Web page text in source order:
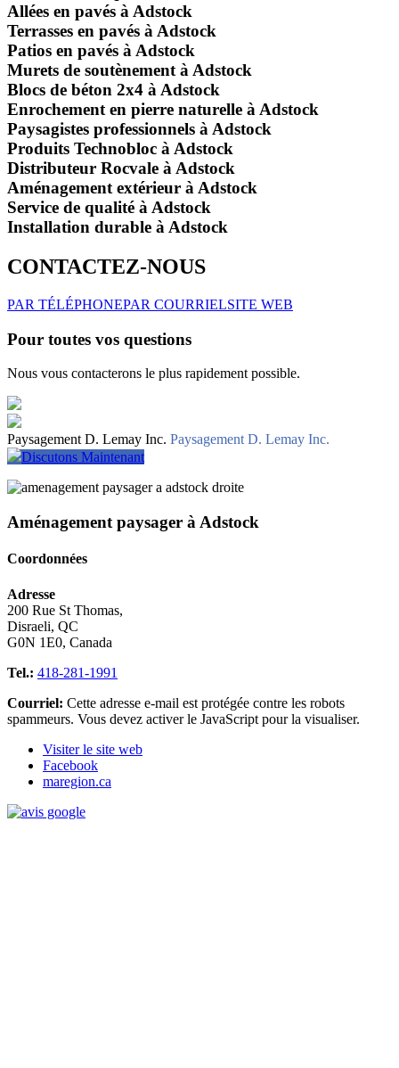
Allées en pavés à Adstock
Terrasses en pavés à Adstock
Patios en pavés à Adstock
Murets de soutènement à Adstock
Blocs de béton 2x4 à Adstock
Enrochement en pierre naturelle à Adstock
Paysagistes professionnels à Adstock
Produits Technobloc à Adstock
Distributeur Rocvale à Adstock
Aménagement extérieur à Adstock
Service de qualité à Adstock
Installation durable à Adstock
CONTACTEZ-NOUS
PAR TÉLÉPHONEPAR COURRIELSITE WEB
Pour toutes vos questions
Nous vous contacterons le plus rapidement possible.
Paysagement D. Lemay Inc. Paysagement D. Lemay Inc.
Discutons Maintenant
Aménagement paysager à Adstock
Coordonnées
Adresse
200 Rue St Thomas,
Disraeli, QC
G0N 1E0, Canada
Tel.: 418-281-1991
Courriel: Cette adresse e-mail est protégée contre les robots
spammeurs. Vous devez activer le JavaScript pour la visualiser.
Visiter le site web
Facebook
maregion.ca